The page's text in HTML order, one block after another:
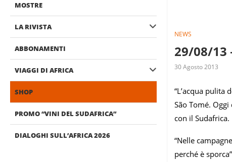
MOSTRE
LA RIVISTA
ABBONAMENTI
VIAGGI DI AFRICA
SHOP
PROMO “VINI DEL SUDAFRICA”
DIALOGHI SULL’AFRICA 2026
NEWS
29/08/13
30 Agosto 2013
“L’acqua pulita
São Tomé.
con il Sudafrica.
“Nelle
perché è